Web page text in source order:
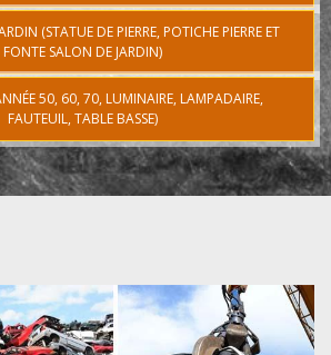
(STATUE DE PIERRE, POTICHE PIERRE ET
FONTE SALON DE JARDIN)
50, 60, 70, LUMINAIRE, LAMPADAIRE,
FAUTEUIL, TABLE BASSE)